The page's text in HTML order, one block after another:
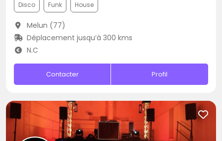
Disco Funk House
Melun (77)
Déplacement jusqu’à 300 kms
N.C
Contacter Profil